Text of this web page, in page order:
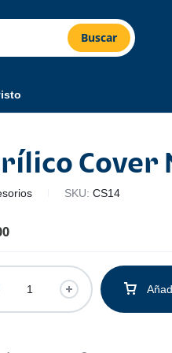
Buscar
Cover
SKU:CS14